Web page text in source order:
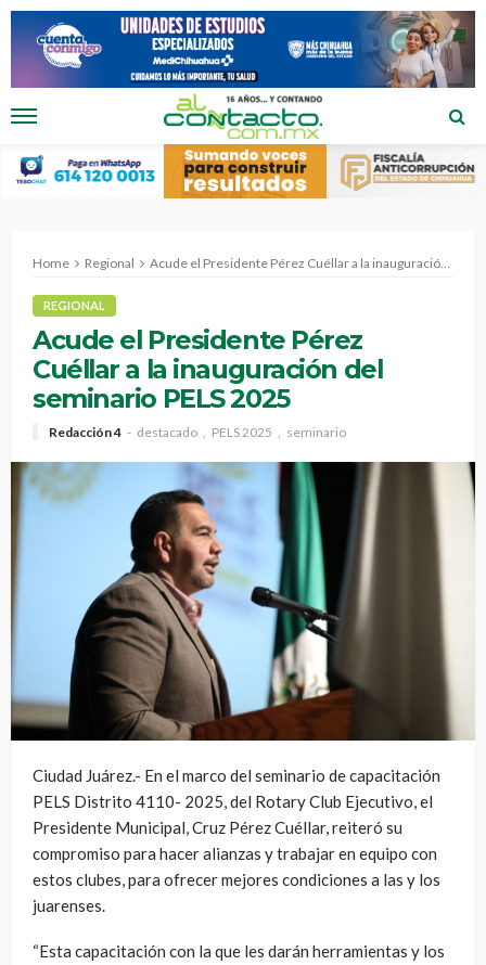
Home Regional Acude el Presidente Pérez Cuéllar a la inauguración del seminario PELS 2025
REGIONAL
Acude el Presidente Pérez
Cuéllar a la inauguración del
seminario PELS 2025
Redacción 4 destacado PELS 2025 seminario
Ciudad Juárez.- En el marco del seminario de capacitación
PELS Distrito 4110- 2025, del Rotary Club Ejecutivo, el
Presidente Municipal, Cruz Pérez Cuéllar, reiteró su
compromiso para hacer alianzas y trabajar en equipo con
estos clubes, para ofrecer mejores condiciones a las y los
juarenses.
“Esta capacitación con la que les darán herramientas y los